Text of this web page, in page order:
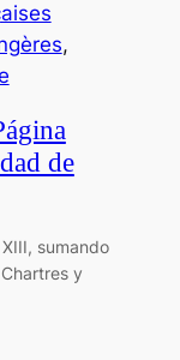
de
sumando
y